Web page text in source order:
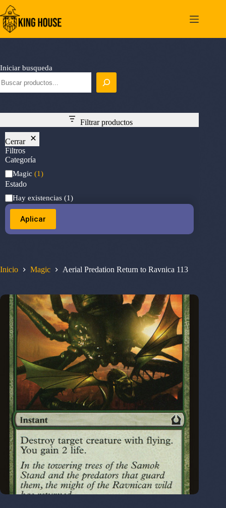
Saltar
al
contenido
Inicio Magic Aerial Predation Return to Ravnica 113
Iniciar busqueda
Filtrar productos
Cerrar
Filtros
Categoría
Categoría
Magic (1)
Estado
Estado
Hay existencias (1)
Aplicar